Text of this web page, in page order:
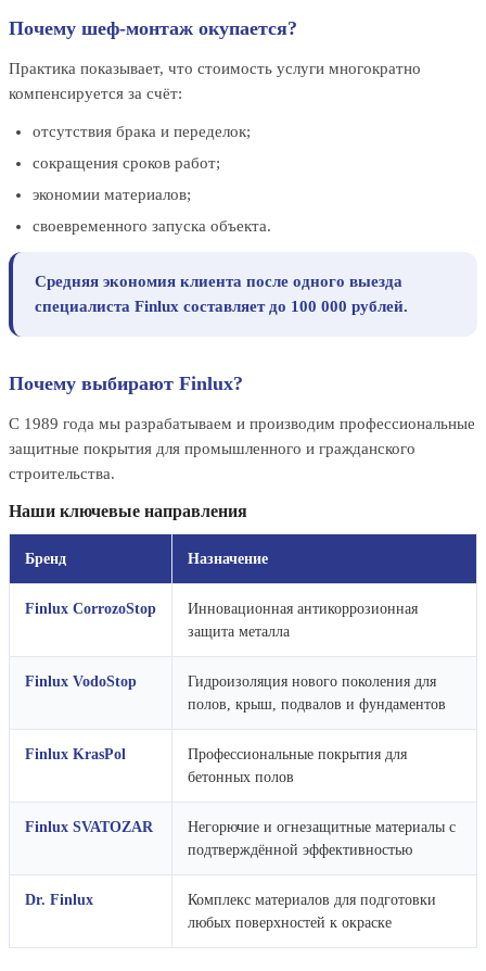
Почему шеф-монтаж окупается?
Практика показывает, что стоимость услуги многократно
компенсируется за счёт:
отсутствия брака и переделок;
сокращения сроков работ;
экономии материалов;
своевременного запуска объекта.
Средняя экономия клиента после одного выезда
специалиста Finlux составляет до 100 000 рублей.
Почему выбирают Finlux?
С 1989 года мы разрабатываем и производим профессиональные
защитные покрытия для промышленного и гражданского
строительства.
Наши ключевые направления
Бренд Назначение
Finlux CorrozoStop
Инновационная антикоррозионная
защита металла
Finlux VodoStop
Гидроизоляция нового поколения для
полов, крыш, подвалов и фундаментов
Finlux KrasPol
Профессиональные покрытия для
бетонных полов
Finlux SVATOZAR
Негорючие и огнезащитные материалы с
подтверждённой эффективностью
Dr. Finlux
Комплекс материалов для подготовки
любых поверхностей к окраске